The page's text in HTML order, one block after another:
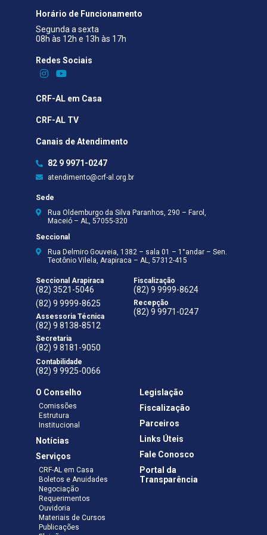
Horário de Funcionamento
Segunda a sexta
08h às 12h e 13h às 17h
Redes Sociais​
CRF-AL em Casa
CRF-AL TV
Canais de Atendimento
82 9 9971-0247
atendimento@crf-al.org.br
Sede
Rua Oldemburgo da Silva Paranhos, 290 – Farol,
Maceió – AL, 57055-320
Seccional
Rua Delmiro Gouveia, 1382 – sala 01 – 1°andar – Sen.
Teotônio Vilela, Arapiraca – AL, 57312-415
Seccional Arapiraca
(82) 3521-5046
(82) 9 9999-8625
Assessoria Técnica
(82) 9 8138-8512
Secretaria
(82) 9 8181-9050
Contabilidade
(82) 9 9925-0066
Fiscalização
(82) 9 9999-8624
Recepção
(82) 9 9971-0247
O Conselho
Comissões
Estrutura
Institucional
Notícias
Serviços
CRF-AL em Casa
Boletos e Anuidades
Negociação
Requerimentos
Ouvidoria
Materiais de Cursos
Publicações
Legislação
Fiscalização
Parceiros
Links Úteis
Fale Conosco
Portal da
Transparência